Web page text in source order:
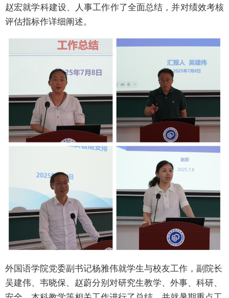
赵宏就学科建设、人事工作作了全面总结，并对绩效考核
评估指标作详细阐述。
外国语学院党委副书记杨雅伟就学生与校友工作，副院长
吴建伟、韦晓保、赵蔚分别对研究生教学、外事、科研、